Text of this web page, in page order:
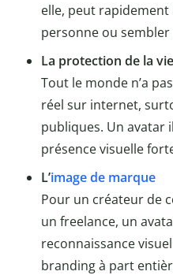
elle, peut
personne ou
La protection de la
Tout le monde n’a
réel sur internet,
publiques. Un avatar
présence visuelle
L’image de marque
Pour un créateur de
un freelance, un
reconnaissance
branding à part